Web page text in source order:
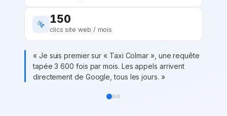
150
clics site web / mois
« Je suis premier sur « Taxi Colmar », une requête
tapée 3 600 fois par mois. Les appels arrivent
directement de Google, tous les jours. »